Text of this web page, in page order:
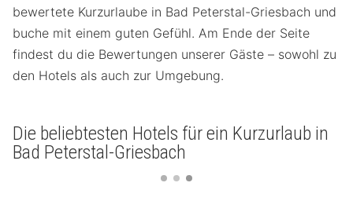
bewertete Kurzurlaube in Bad Peterstal-Griesbach und
buche mit einem guten Gefühl. Am Ende der Seite
findest du die Bewertungen unserer Gäste – sowohl zu
den Hotels als auch zur Umgebung.
Die beliebtesten Hotels für ein Kurzurlaub in
Bad Peterstal-Griesbach